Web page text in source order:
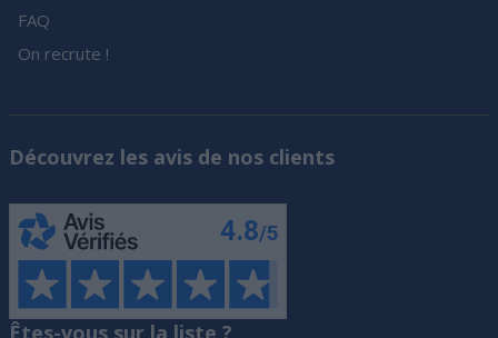
FAQ
On recrute !
Découvrez les avis de nos clients
Êtes-vous sur la liste ?